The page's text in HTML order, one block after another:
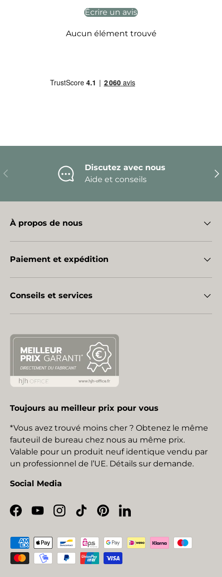
Écrire un avis
Aucun élément trouvé
Précédent
Discutez avec nous
Aide et conseils
À propos de nous
Paiement et expédition
Conseils et services
Toujours au meilleur prix pour vous
*Vous avez trouvé moins cher ? Obtenez le même
fauteuil de bureau chez nous au même prix.
Valable pour un produit neuf identique vendu par
un professionnel de l’UE. Détails sur demande.
Social Media
Facebook
YouTubeInstagram
TikTokPinterestLinkedIn
Moyens de paiement acceptés